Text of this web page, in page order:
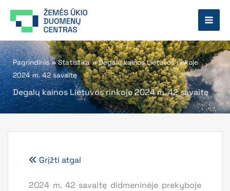
prie
Pagrindinis»Statistika»Degalų kainos Lietuvos rinkoje
2024 m. 42 savaitę
Degalų kainos Lietuvos rinkoje 2024 m. 42 savaitę
Grįžti atgal
2024 m. 42 savaitę didmeninėje prekyboje